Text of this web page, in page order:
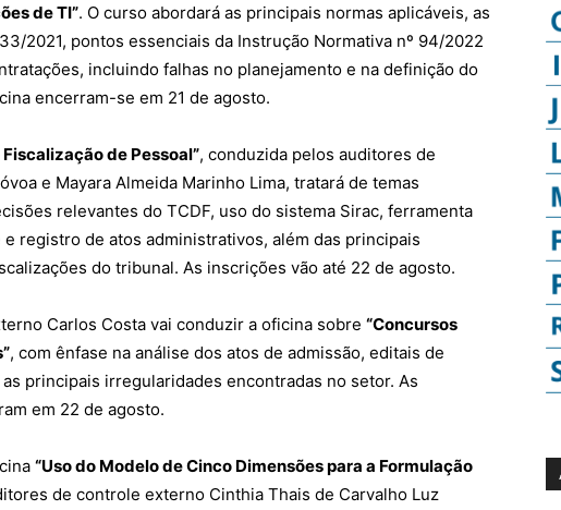
de TI”. O curso abordará as principais normas aplicáveis, as
2021, pontos essenciais da Instrução Normativa nº 94/2022
incluindo falhas no planejamento e na definição do
encerram-se em 21 de agosto.
Fiscalização de Pessoal”, conduzida pelos auditores de
e Mayara Almeida Marinho Lima, tratará de temas
relevantes do TCDF, uso do sistema Sirac, ferramenta
registro de atos administrativos, além das principais
do tribunal. As inscrições vão até 22 de agosto.
Carlos Costa vai conduzir a oficina sobre “Concursos
, com ênfase na análise dos atos de admissão, editais de
principais irregularidades encontradas no setor. As
em 22 de agosto.
“Uso do Modelo de Cinco Dimensões para a Formulação
de controle externo Cinthia Thais de Carvalho Luz